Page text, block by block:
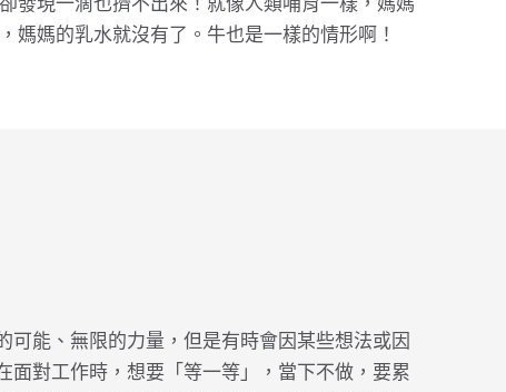
媽媽的乳水就沒有了。牛也是一樣的情形啊！
可能、無限的力量，但是有時會因某些想法或因
面對工作時，想要「等一等」，當下不做，要累